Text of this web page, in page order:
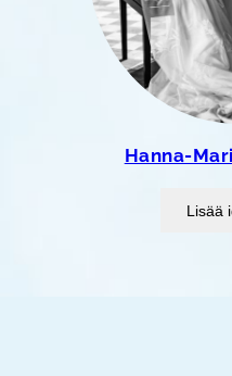
Hanna-
Lisää